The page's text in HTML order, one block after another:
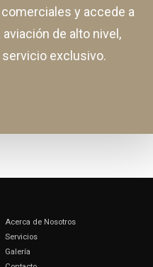
y accede a
de alto nivel,
exclusivo.
Acerca de Nosotros
Servicios
Galería